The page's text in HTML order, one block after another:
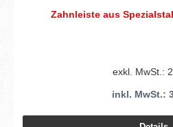
Zahnleiste aus
exkl. MwSt.:
inkl. MwSt.: